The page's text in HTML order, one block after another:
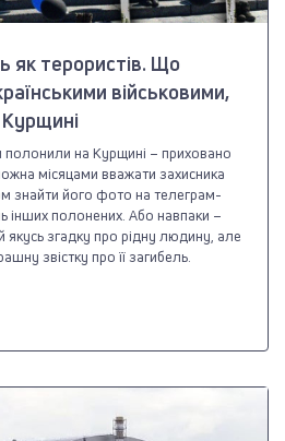
як терористів. Що
військовими,
полонили на Курщині – приховано
місяцами вважати захисника
знайти його фото на телеграм-
інших полонених. Або навпаки –
згадку про рідну людину, але
звістку про її загибель.